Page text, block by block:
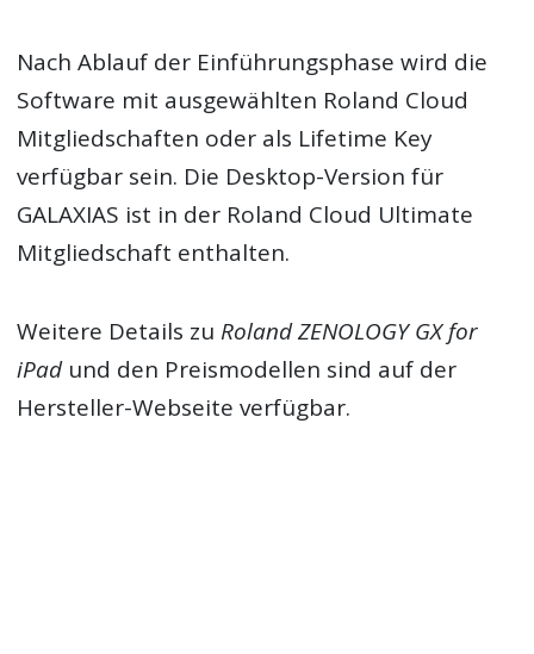
Nach Ablauf der Einführungsphase wird die
Software mit ausgewählten Roland Cloud
Mitgliedschaften oder als Lifetime Key
verfügbar sein. Die Desktop-Version für
GALAXIAS ist in der Roland Cloud Ultimate
Mitgliedschaft enthalten.
Weitere Details zu Roland ZENOLOGY GX for
iPadund den Preismodellen sind auf der
Hersteller-Webseite verfügbar.